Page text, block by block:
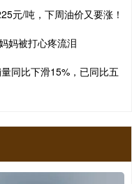
元/吨，下周油价又要涨！
妈被打心疼流泪
同比下滑15%，已同比五